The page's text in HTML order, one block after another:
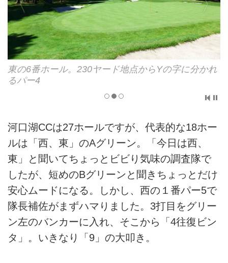
東の6番、グリーン手前のバンカー群、PGAツアー
並みのショットコントロールが要求される
河口湖CCは27ホールですが、代表的な18ホー
ルは「西、東」のAグリーン。「今日は西、
東」と聞いてちょっとビビり気味の調査隊で
したが、短めのBグリーンと聞きちょっとだけ
安心ムードになる。しかし、西の１番パー5で
隊長補佐がまずハマりました。3打目をグリー
ン左のバンカーに入れ、そこから「4往復ビン
タ」。いきなり「9」の大叩き。